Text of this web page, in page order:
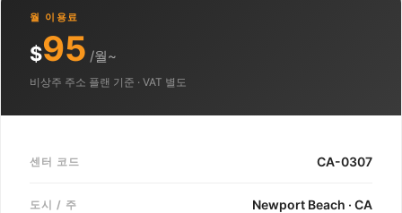
월 이용료
$95 /월~
비상주 주소 플랜 기준 · VAT 별도
센터 코드 CA-0307
도시 / 주 Newport Beach · CA